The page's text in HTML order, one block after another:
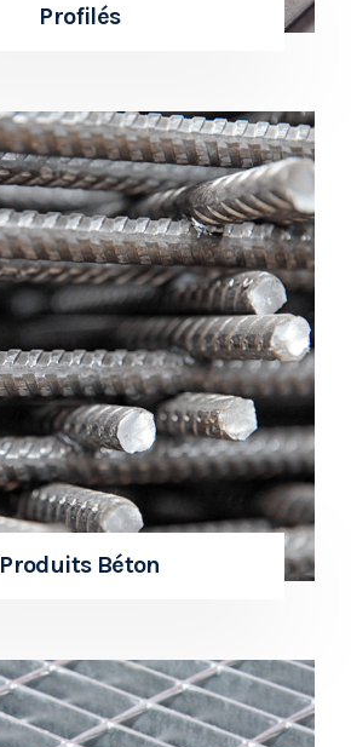
Profilés
Produits Béton